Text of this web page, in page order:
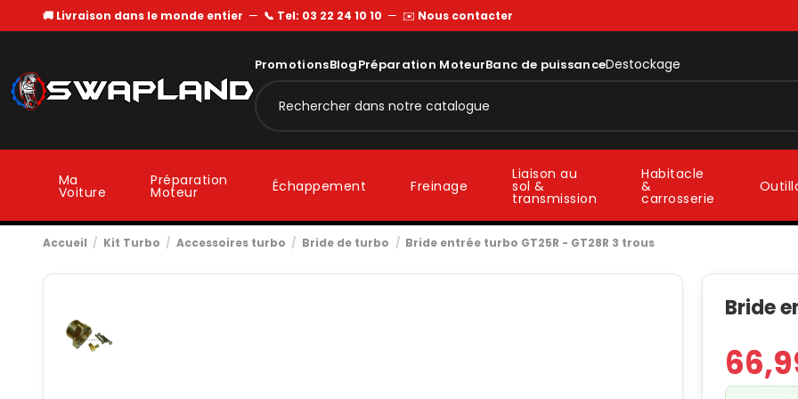
🚚 Livraison dans le monde entier — 📞 Tel: 03 22 24 10 10 — ✉️ Nous contacter
PromotionsBlogPréparation MoteurBanc de puissanceDestockage
Ma
Voiture
Préparation
Moteur Échappement Freinage
Liaison au
sol &
transmission
Habitacle
&
carrosserie
Accueil Kit Turbo Accessoires turbo Bride de turbo Bride entrée turbo GT25R - GT28R 3 trous
Bride